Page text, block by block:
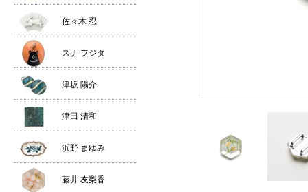
佐々木 忍
スナ フジタ
津坂 陽介
津田 清和
浜野 まゆみ
藤井 友梨香